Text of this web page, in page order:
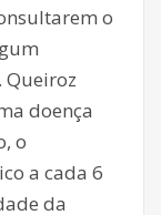
o
Queiroz
doença
o
a cada 6
da